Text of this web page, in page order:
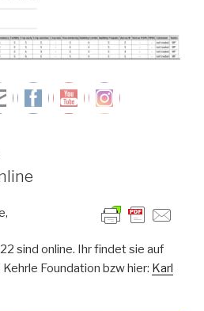
sind online. Ihr findet sie auf
Foundation bzw hier: Karl